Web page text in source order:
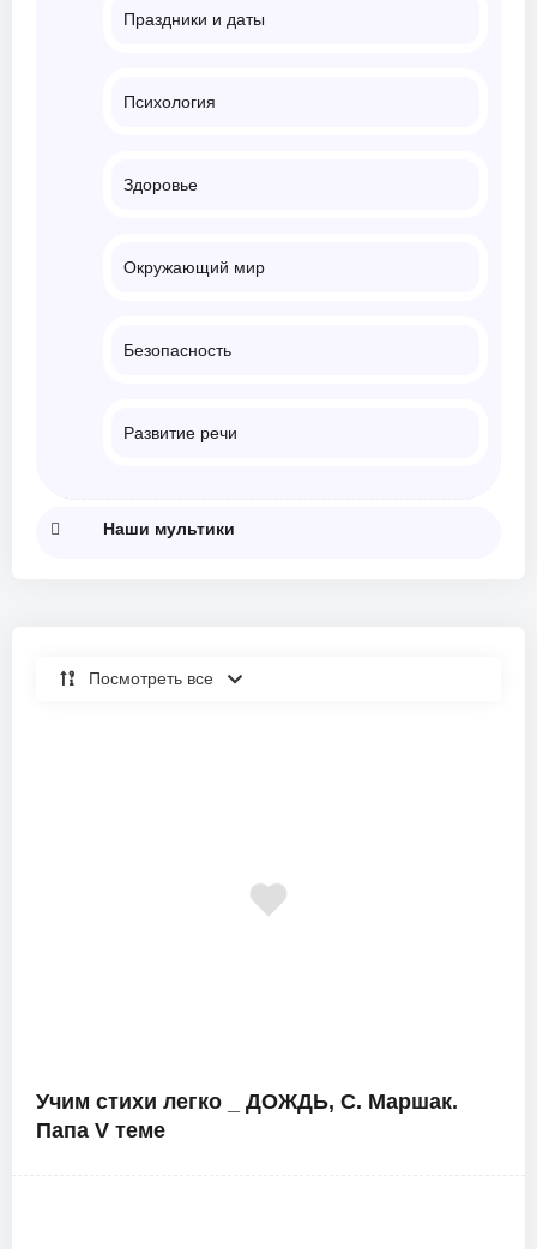
Праздники и даты
Психология
Здоровье
Окружающий мир
Безопасность
Развитие речи
Наши мультики
Посмотреть все
Учим стихи легко _ ДОЖДЬ, С. Маршак.
Папа V теме